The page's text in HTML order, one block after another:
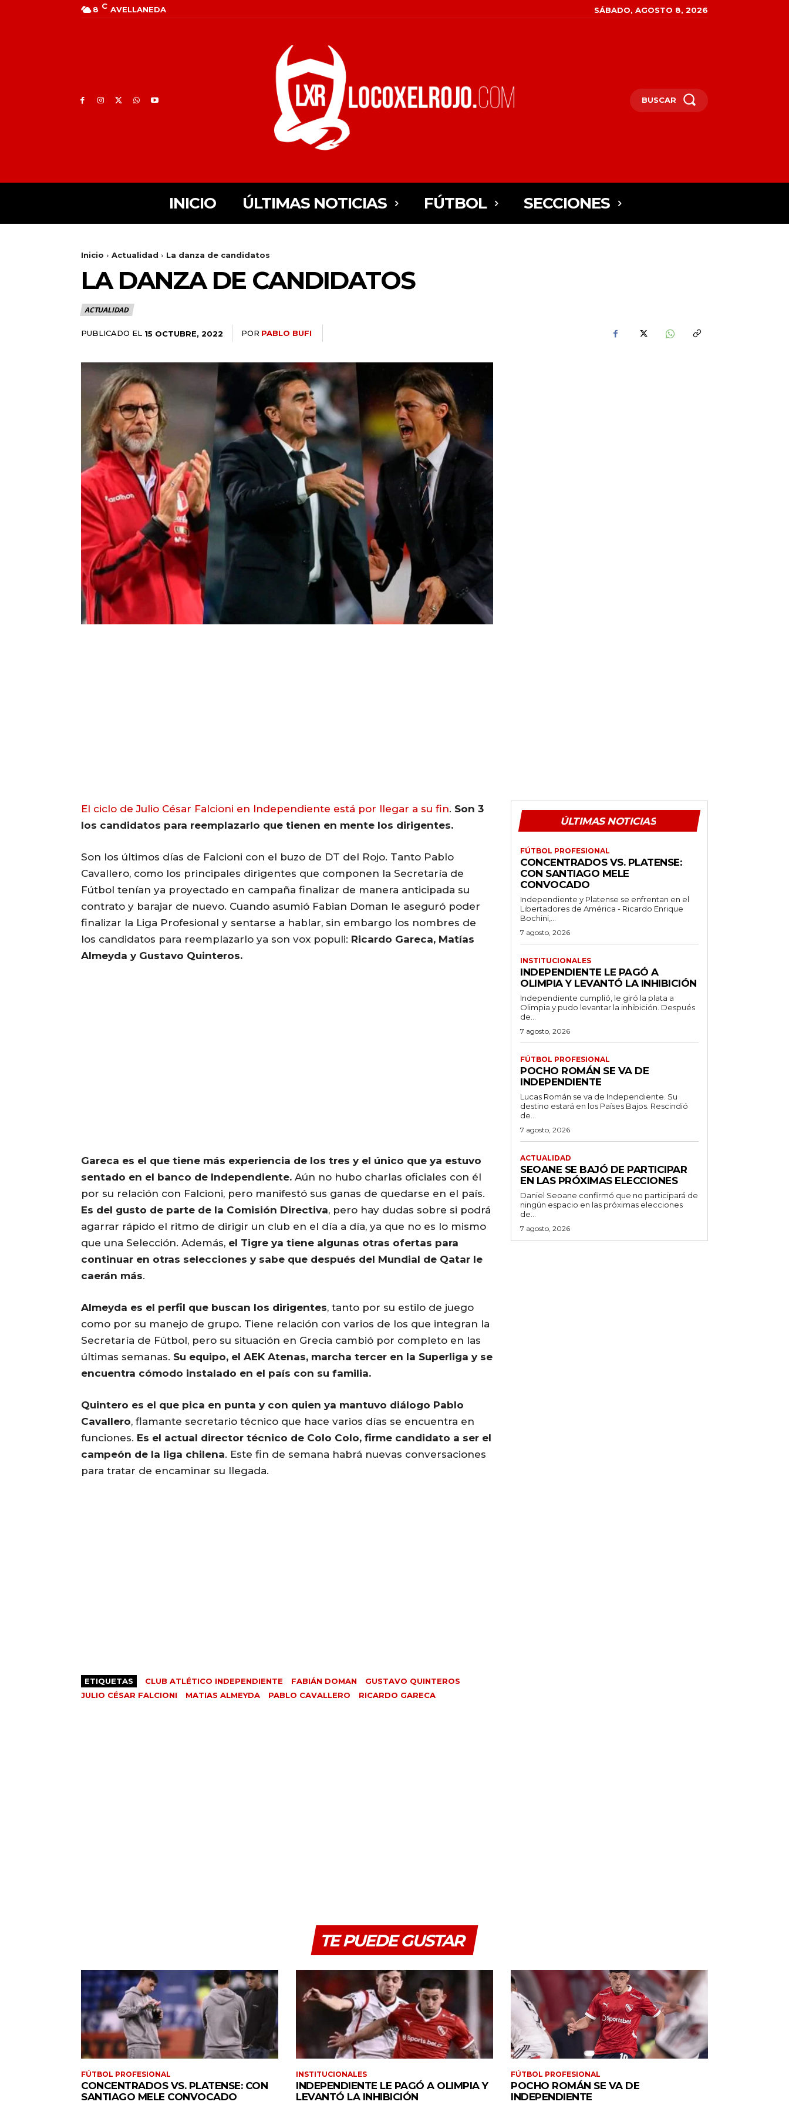
8 C AVELLANEDA SÁBADO, AGOSTO 8, 2026
BUSCAR
INICIO ÚLTIMAS NOTICIAS FÚTBOL SECCIONES
Inicio Actualidad La danza de candidatos
LA DANZA DE CANDIDATOS
ACTUALIDAD
PUBLICADO EL 15 OCTUBRE, 2022 POR PABLO BUFI
El ciclo de Julio César Falcioni en Independiente está por llegar a su fin. Son 3
los candidatos para reemplazarlo que tienen en mente los dirigentes.
Son los últimos días de Falcioni con el buzo de DT del Rojo. Tanto Pablo
Cavallero, como los principales dirigentes que componen la Secretaría de
Fútbol tenían ya proyectado en campaña finalizar de manera anticipada su
contrato y barajar de nuevo. Cuando asumió Fabian Doman le aseguró poder
finalizar la Liga Profesional y sentarse a hablar, sin embargo los nombres de
los candidatos para reemplazarlo ya son vox populi: Ricardo Gareca, Matías
Almeyda y Gustavo Quinteros.
Gareca es el que tiene más experiencia de los tres y el único que ya estuvo
sentado en el banco de Independiente. Aún no hubo charlas oficiales con él
por su relación con Falcioni, pero manifestó sus ganas de quedarse en el país.
Es del gusto de parte de la Comisión Directiva, pero hay dudas sobre si podrá
agarrar rápido el ritmo de dirigir un club en el día a día, ya que no es lo mismo
que una Selección. Además, el Tigre ya tiene algunas otras ofertas para
continuar en otras selecciones y sabe que después del Mundial de Qatar le
caerán más.
Almeyda es el perfil que buscan los dirigentes, tanto por su estilo de juego
como por su manejo de grupo. Tiene relación con varios de los que integran la
Secretaría de Fútbol, pero su situación en Grecia cambió por completo en las
últimas semanas. Su equipo, el AEK Atenas, marcha tercer en la Superliga y se
encuentra cómodo instalado en el país con su familia.
Quintero es el que pica en punta y con quien ya mantuvo diálogo Pablo
Cavallero, flamante secretario técnico que hace varios días se encuentra en
funciones. Es el actual director técnico de Colo Colo, firme candidato a ser el
campeón de la liga chilena. Este fin de semana habrá nuevas conversaciones
para tratar de encaminar su llegada.
ETIQUETAS CLUB ATLÉTICO INDEPENDIENTE FABIÁN DOMAN
GUSTAVO QUINTEROS
JULIO CÉSAR FALCIONI
MATIAS ALMEYDA PABLO CAVALLERO RICARDO GARECA
ÚLTIMAS NOTICIAS
FÚTBOL PROFESIONAL
CONCENTRADOS VS. PLATENSE:
CON SANTIAGO MELE
CONVOCADO
Independiente y Platense se enfrentan en el
Libertadores de América - Ricardo Enrique
Bochini,...
7 agosto, 2026
INSTITUCIONALES
INDEPENDIENTE LE PAGÓ A
OLIMPIA Y LEVANTÓ LA INHIBICIÓN
Independiente cumplió, le giró la plata a
Olimpia y pudo levantar la inhibición. Después
de...
7 agosto, 2026
FÚTBOL PROFESIONAL
POCHO ROMÁN SE VA DE
INDEPENDIENTE
Lucas Román se va de Independiente. Su
destino estará en los Países Bajos. Rescindió
de...
7 agosto, 2026
ACTUALIDAD
SEOANE SE BAJÓ DE PARTICIPAR
EN LAS PRÓXIMAS ELECCIONES
Daniel Seoane confirmó que no participará de
ningún espacio en las próximas elecciones
de...
7 agosto, 2026
TE PUEDE GUSTAR
FÚTBOL PROFESIONAL
CONCENTRADOS VS. PLATENSE: CON
SANTIAGO MELE CONVOCADO
INSTITUCIONALES
INDEPENDIENTE LE PAGÓ A OLIMPIA Y
LEVANTÓ LA INHIBICIÓN
FÚTBOL PROFESIONAL
POCHO ROMÁN SE VA DE
INDEPENDIENTE